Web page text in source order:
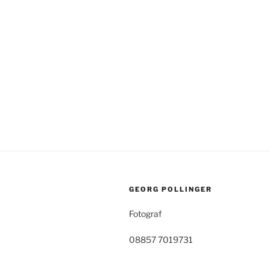
GEORG POLLINGER
Fotograf
08857 7019731